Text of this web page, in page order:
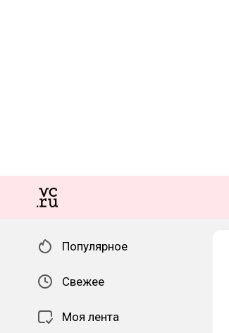
Популярное
Свежее
Моя лента